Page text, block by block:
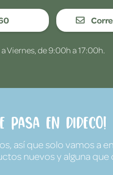
Viernes, de 9:00h a 17:00h.
pasa en Dideco!
así que solo vamos a
nuevos y alguna que